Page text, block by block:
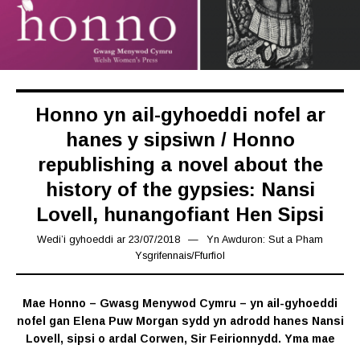
Honno yn ail-gyhoeddi nofel ar
hanes y sipsiwn / Honno
republishing a novel about the
history of the gypsies: Nansi
Lovell, hunangofiant Hen Sipsi
Wedi’i gyhoeddi ar 23/07/2018 16/03/2019
Yn Awduron: Sut a Pham
Ysgrifennais/Ffurfiol
Mae Honno – Gwasg Menywod Cymru – yn ail-gyhoeddi
nofel gan Elena Puw Morgan sydd yn adrodd hanes Nansi
Lovell, sipsi o ardal Corwen, Sir Feirionnydd. Yma mae